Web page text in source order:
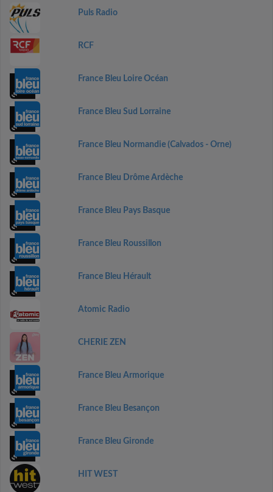
Puls Radio
RCF
France Bleu Loire Océan
France Bleu Sud Lorraine
France Bleu Normandie (Calvados - Orne)
France Bleu Drôme Ardèche
France Bleu Pays Basque
France Bleu Roussillon
France Bleu Hérault
Atomic Radio
CHERIE ZEN
France Bleu Armorique
France Bleu Besançon
France Bleu Gironde
HIT WEST